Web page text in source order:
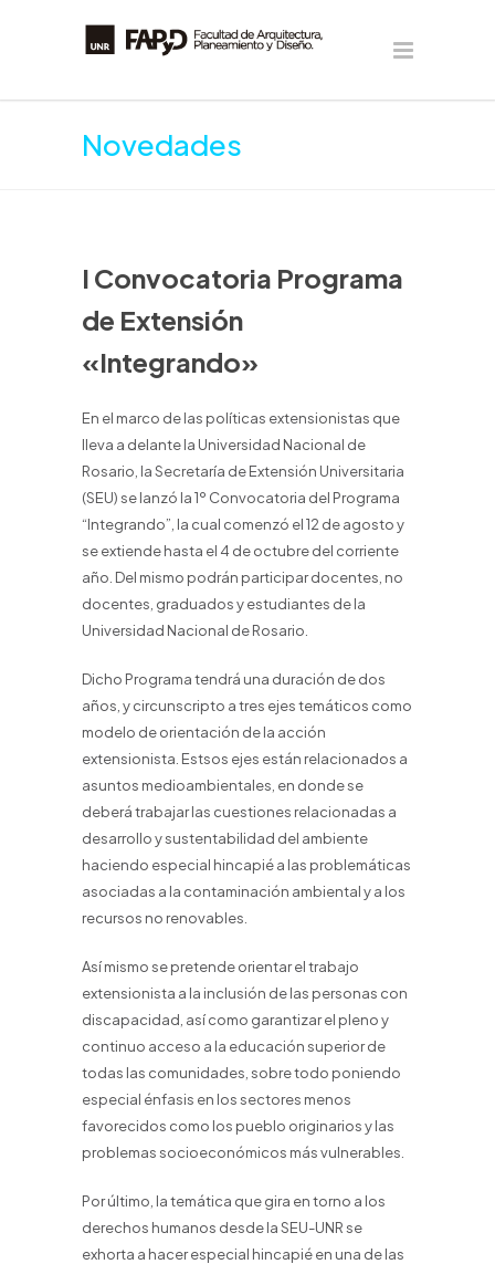
Novedades
I Convocatoria Programa
de Extensión
«Integrando»
En el marco de las políticas extensionistas que
lleva a delante la Universidad Nacional de
Rosario, la Secretaría de Extensión Universitaria
(SEU) se lanzó la 1º Convocatoria del Programa
“Integrando”, la cual comenzó el 12 de agosto y
se extiende hasta el 4 de octubre del corriente
año. Del mismo podrán participar docentes, no
docentes, graduados y estudiantes de la
Universidad Nacional de Rosario.
Dicho Programa tendrá una duración de dos
años, y circunscripto a tres ejes temáticos como
modelo de orientación de la acción
extensionista. Estsos ejes están relacionados a
asuntos medioambientales, en donde se
deberá trabajar las cuestiones relacionadas a
desarrollo y sustentabilidad del ambiente
haciendo especial hincapié a las problemáticas
asociadas a la contaminación ambiental y a los
recursos no renovables.
Así mismo se pretende orientar el trabajo
extensionista a la inclusión de las personas con
discapacidad, así como garantizar el pleno y
continuo acceso a la educación superior de
todas las comunidades, sobre todo poniendo
especial énfasis en los sectores menos
favorecidos como los pueblo originarios y las
problemas socioeconómicos más vulnerables.
Por último, la temática que gira en torno a los
derechos humanos desde la SEU-UNR se
exhorta a hacer especial hincapié en una de las